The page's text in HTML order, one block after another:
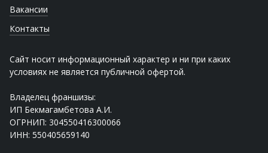
Вакансии
Контакты
Сайт носит информационный характер и ни при каких
условиях не является публичной офертой.
Владелец франшизы:
ИП Бекмагамбетова А.И.
ОГРНИП: 304550416300066
ИНН: 550405659140